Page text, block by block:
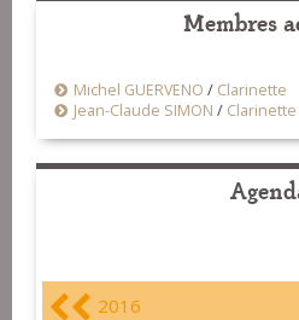
Membres
Michel GUERVENO / Clarinette
Jean-Claude SIMON / Clarinette
2016